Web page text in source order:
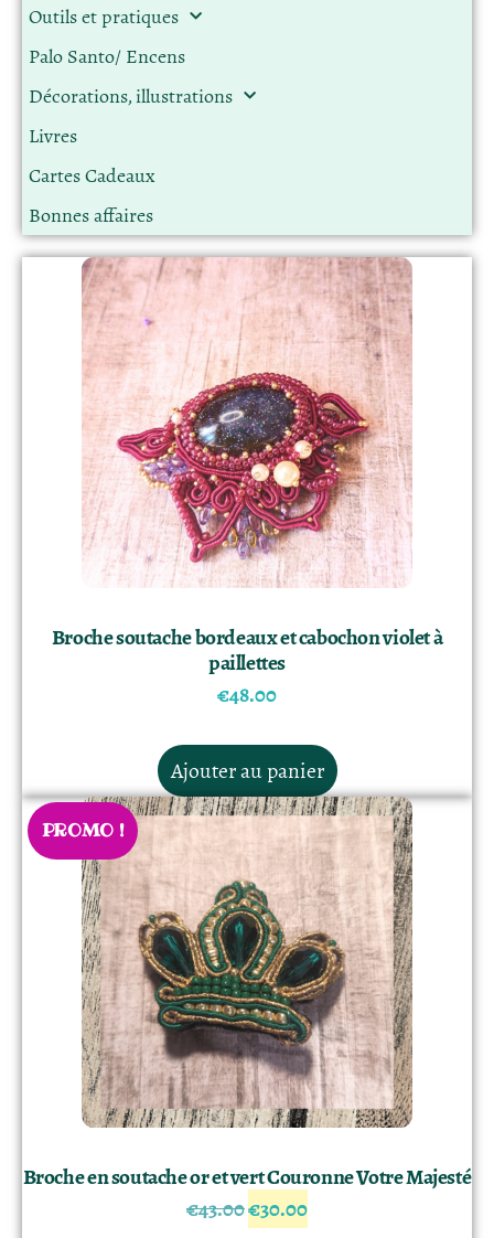
Outils et pratiques
Palo Santo/ Encens
Décorations, illustrations
Livres
Cartes Cadeaux
Bonnes affaires
Broche soutache bordeaux et cabochon violet à
paillettes
€48.00
Ajouter au panier
PROMO !
Broche en soutache or et vert Couronne Votre Majesté
€43.00€30.00